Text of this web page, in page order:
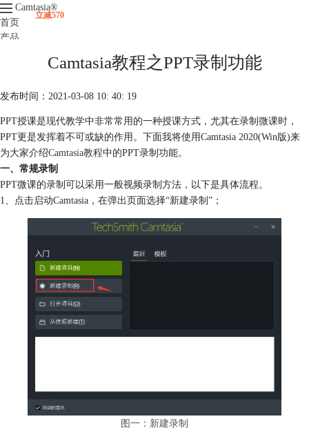
Camtasia®
首页
产品
立减570
视频课程
Camtasia教程之PPT录制功能
发布时间：2021-03-08 10: 40: 19
PPT授课是现代教学中非常常用的一种授课方式，尤其在录制微课时，
PPT更是发挥着不可或缺的作用。下面我将使用Camtasia 2020(Win版)来
为大家介绍Camtasia教程中的PPT录制功能。
一、常规录制
PPT微课的录制可以采用一般视频录制方法，以下是具体流程。
1、点击启动Camtasia，在弹出页面选择“新建录制”；
图一：新建录制